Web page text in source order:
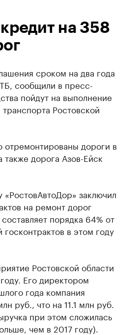
на 358
сроком на два года
сообщили в пресс-
пойдут на выполнение
Ростовской
отремонтированы дороги в
дорога Азов-Ейск
заключил
на ремонт дорог
порядка 64% от
в этом году
Ростовской области
Его директором
года компания
руб., что на 11.1 млн руб.
при этом сложилась
чем в 2017 году).